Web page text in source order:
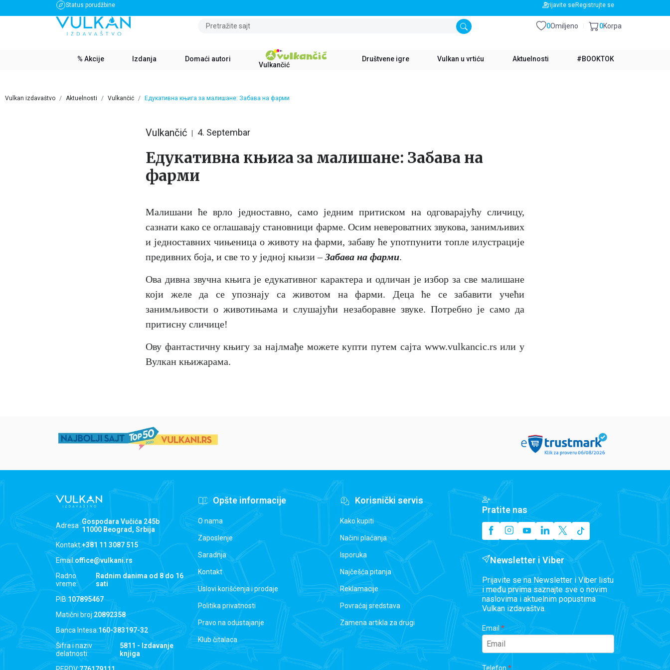
Status porudžbine
BESPLATNA DOSTAVA ZA IZNOS PREKO 3500 RSD BESPLATNA DOSTAVA ZA IZNOS PREKO 3500 RSD
Prijavite se Registrujte se
Pretražite sajt Omiljeno
0 Korpa
0
% Akcije Izdanja Domaći autori
Vulkančić
Društvene igre Vulkan u vrtiću Aktuelnosti #BOOKTOK
Vulkan izdavaštvo Aktuelnosti Vulkančić Едукативна књига за малишане: Забава на фарми
Vulkančić 4. Septembar
Едукативна књига за малишане: Забава на
фарми
Малишани ће врло једноставно, само једним притиском на одговарајућу сличицу,
сазнати како се оглашавају становници фарме. Осим невероватних звукова, занимљивих
и једноставних чињеница о животу на фарми, забаву ће употпунити топле илустрације
предивних боја, и све то у једној књизи –Забава на фарми.
Ова дивна звучна књига је едукативног карактера и одличан је избор за све малишане
који желе да се упознају са животом на фарми. Деца ће се забавити учећи
занимљивости о животињама и слушајући незаборавне звуке. Потребно је само да
притисну сличице!
Ову фантастичну књигу за најлмађе можете купти путем сајта www.vulkancic.rs или у
Вулкан књижарама.
Adresa :Gospodara Vučića 245b
11000 Beograd, Srbija
Kontakt:+381 11 3087 515
Email:office@vulkani.rs
Radno
vreme:
Radnim danima od 8 do 16
sati
PIB:107895467
Matični broj:20892358
Banca Intesa:160-383197-32
Šifra i naziv
delatnosti:
5811 - Izdavanje
knjiga
Opšte informacije
O nama
Zaposlenje
Saradnja
Kontakt
Uslovi korišćenja i prodaje
Politika privatnosti
Pravo na odustajanje
Klub čitalaca
Korisnički servis
Kako kupiti
Načini plaćanja
Isporuka
Najčešća pitanja
Reklamacije
Povraćaj sredstava
Zamena artikla za drugi
Pratite nas
Newsletter i Viber
Prijavite se na Newsletter i Viber listu
i među prvima saznajte sve o novim
naslovima i aktuelnim popustima
Vulkan izdavaštva.
Email
Telefon